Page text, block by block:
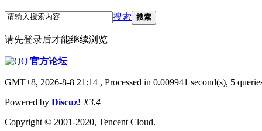
搜索 搜索
请先登录后才能继续浏览
|官方论坛
GMT+8, 2026-8-8 21:14 , Processed in 0.009941 second(s), 5
Powered by Discuz! X3.4
Copyright © 2001-2020, Tencent Cloud.